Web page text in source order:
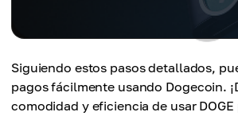
Siguiendo estos pasos detallados,
pagos fácilmente usando Dogecoin.
comodidad y eficiencia de usar DOGE